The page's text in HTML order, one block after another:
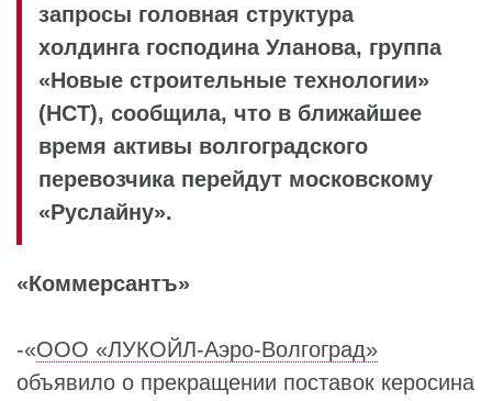
запросы головная структура
холдинга господина Уланова, группа
«Новые строительные технологии»
(НСТ), сообщила, что в ближайшее
время активы волгоградского
перевозчика перейдут московскому
«Руслайну».
«Коммерсантъ»
-«ООО «ЛУКОЙЛ-Аэро-Волгоград»
объявило о прекращении поставок керосина